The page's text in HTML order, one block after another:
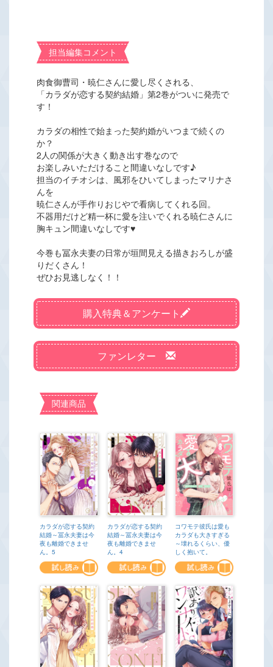
担当編集コメント
肉食御曹司・暁仁さんに愛し尽くされる、
「カラダが恋する契約結婚」第2巻がついに発売で
す！
カラダの相性で始まった契約婚がいつまで続くの
か？
2人の関係が大きく動き出す巻なので
お楽しみいただけること間違いなしです♪
担当のイチオシは、風邪をひいてしまったマリナさ
んを
暁仁さんが手作りおじやで看病してくれる回。
不器用だけど精一杯に愛を注いでくれる暁仁さんに
胸キュン間違いなしです♥
今巻も冨永夫妻の日常が垣間見える描きおろしが盛
りだくさん！
ぜひお見逃しなく！！
購入特典＆アンケート
ファンレター
関連商品
カラダが恋する契約
結婚～冨永夫妻は今
夜も離婚できませ
ん。5
カラダが恋する契約
結婚～冨永夫妻は今
夜も離婚できませ
ん。4
コワモテ彼氏は愛も
カラダも大きすぎる
～壊れるくらい、優
しく抱いて。